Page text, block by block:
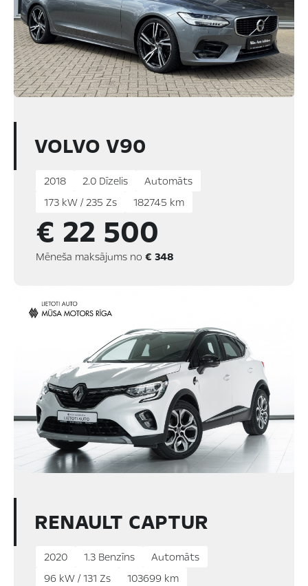
VOLVO V90
2018 2.0 Dīzelis
Automāts
173 kW / 235 Zs
182745 km
€ 22 500
Mēneša maksājums no € 348
RENAULT CAPTUR
2020 1.3 Benzīns
Automāts
96 kW / 131 Zs
103699 km